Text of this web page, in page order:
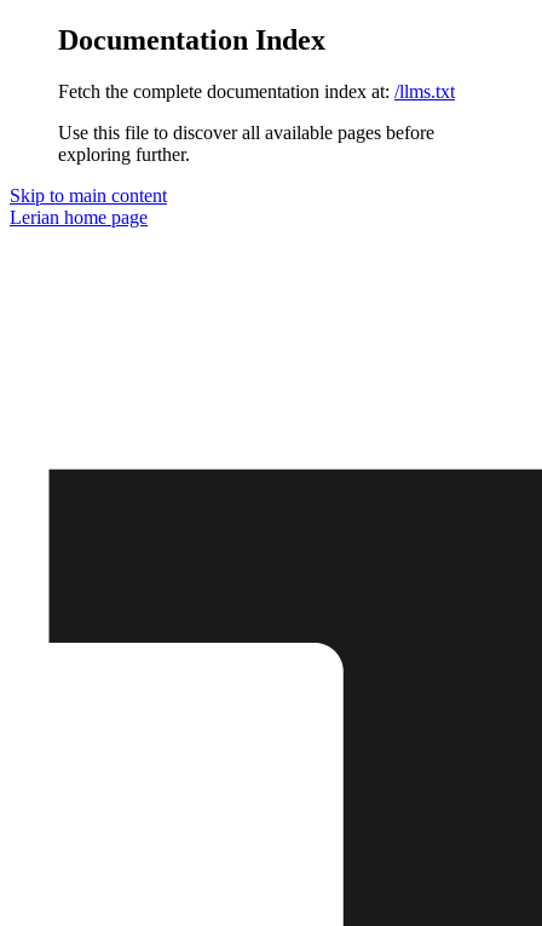
Documentation Index
Fetch the complete documentation index at: /llms.txt
Use this file to discover all available pages before
exploring further.
Skip to main content
Lerian home page